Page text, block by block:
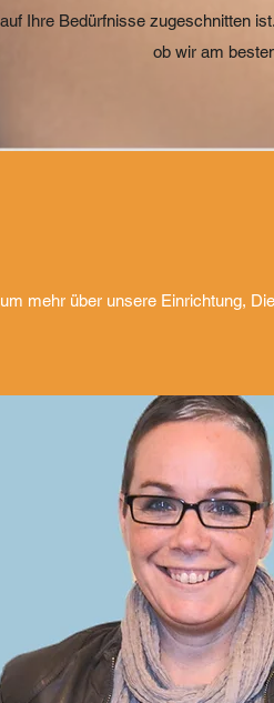
Ihre Bedürfnisse zugeschnitten
ob wir am
mehr über unsere Einrichtung,